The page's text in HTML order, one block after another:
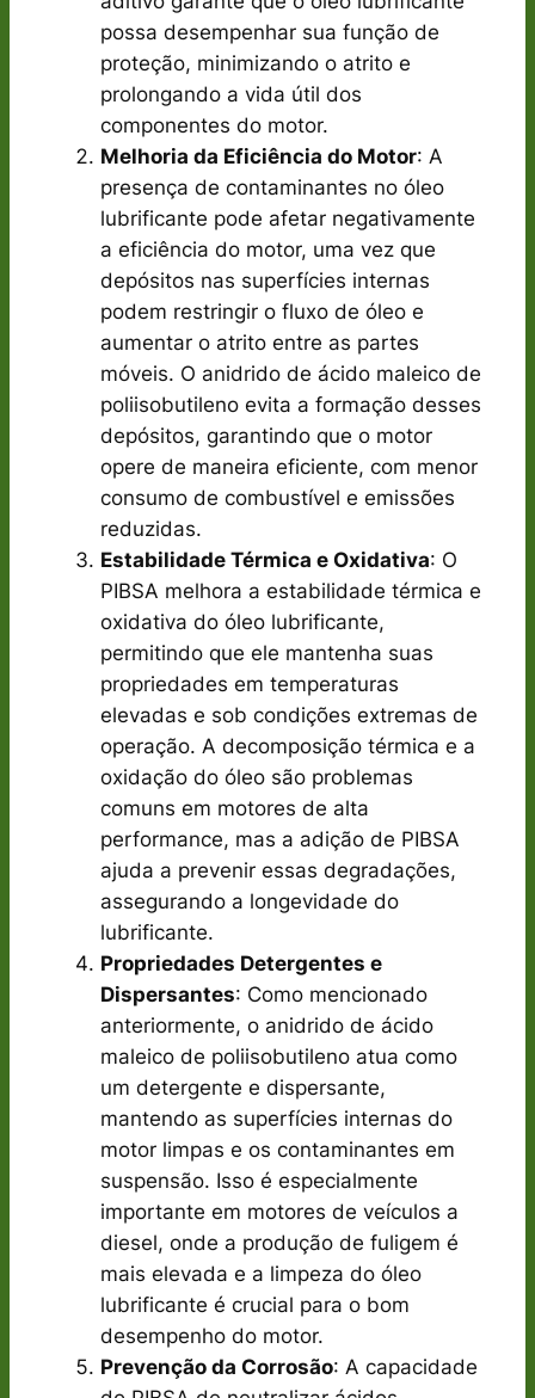
possa desempenhar sua função de
proteção, minimizando o atrito e
prolongando a vida útil dos
componentes do motor.
Melhoria da Eficiência do Motor: A
presença de contaminantes no óleo
lubrificante pode afetar negativamente
a eficiência do motor, uma vez que
depósitos nas superfícies internas
podem restringir o fluxo de óleo e
aumentar o atrito entre as partes
móveis. O anidrido de ácido maleico de
poliisobutileno evita a formação desses
depósitos, garantindo que o motor
opere de maneira eficiente, com menor
consumo de combustível e emissões
reduzidas.
Estabilidade Térmica e Oxidativa: O
PIBSA melhora a estabilidade térmica e
oxidativa do óleo lubrificante,
permitindo que ele mantenha suas
propriedades em temperaturas
elevadas e sob condições extremas de
operação. A decomposição térmica e a
oxidação do óleo são problemas
comuns em motores de alta
performance, mas a adição de PIBSA
ajuda a prevenir essas degradações,
assegurando a longevidade do
lubrificante.
Propriedades Detergentes e
Dispersantes: Como mencionado
anteriormente, o anidrido de ácido
maleico de poliisobutileno atua como
um detergente e dispersante,
mantendo as superfícies internas do
motor limpas e os contaminantes em
suspensão. Isso é especialmente
importante em motores de veículos a
diesel, onde a produção de fuligem é
mais elevada e a limpeza do óleo
lubrificante é crucial para o bom
desempenho do motor.
Prevenção da Corrosão: A capacidade